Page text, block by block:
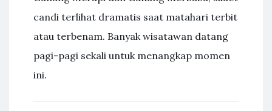
candi terlihat dramatis saat matahari terbit
atau terbenam. Banyak wisatawan datang
pagi-pagi sekali untuk menangkap momen
ini.